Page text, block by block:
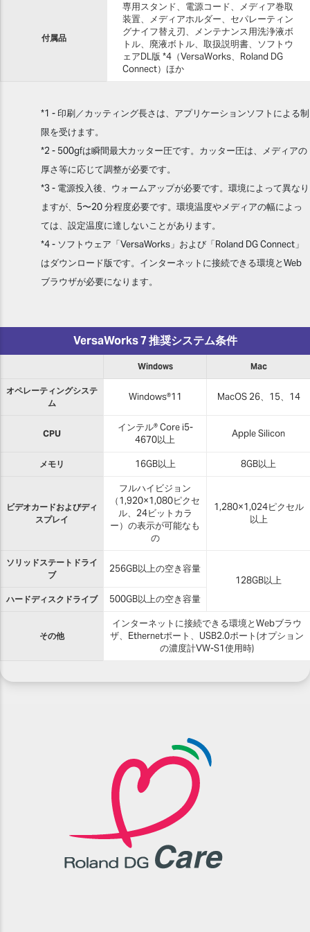
付属品
専用スタンド、 電源コード、
メディア巻取
装置、
メディアホルダー、 セパレーティン
グナイフ替え刃、
メンテナンス用洗浄液ボ
トル、 廃液ボトル、 取扱説明書、
ソフトウ
ェアDL版 *4（VersaWorks、Roland DG
Connect）ほか
*1 - 印刷／カッティング長さは、アプリケーションソフトによる制
限を受けます。
*2 - 500gfは瞬間最大カッター圧です。カッター圧は、メディアの
厚さ等に応じて調整が必要です。
*3 - 電源投入後、ウォームアップが必要です。環境によって異なり
ますが、5〜20 分程度必要です。環境温度やメディアの幅によっ
ては、設定温度に達しないことがあります。
*4 - ソフトウェア「VersaWorks」および「Roland DG Connect」
はダウンロード版です。インターネットに接続できる環境とWeb
ブラウザが必要になります。
VersaWorks 7 推奨システム条件
Windows Mac
オペレーティングシステ
ム
Windows®11 MacOS 26、15、14
CPU
インテル® Core i5-
4670以上
Apple Silicon
メモリ 16GB以上 8GB以上
ビデオカードおよびディ
スプレイ
フルハイビジョン
（1,920×1,080ピクセ
ル、24ビットカラ
ー）の表示が可能なも
の
1,280×1,024ピクセル
以上
ソリッドステートドライ
ブ
256GB以上の空き容量
128GB以上
ハードディスクドライブ 500GB以上の空き容量
その他
インターネットに接続できる環境とWebブラウ
ザ、Ethernetポート、USB2.0ポート(オプション
の濃度計VW-S1使用時)